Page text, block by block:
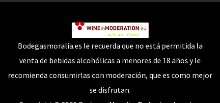
Bodegasmoralia.es le recuerda que no está permitida la
venta de bebidas alcohólicas a menores de 18 años y le
recomienda consumirlas con moderación, que es como mejor
se disfrutan.